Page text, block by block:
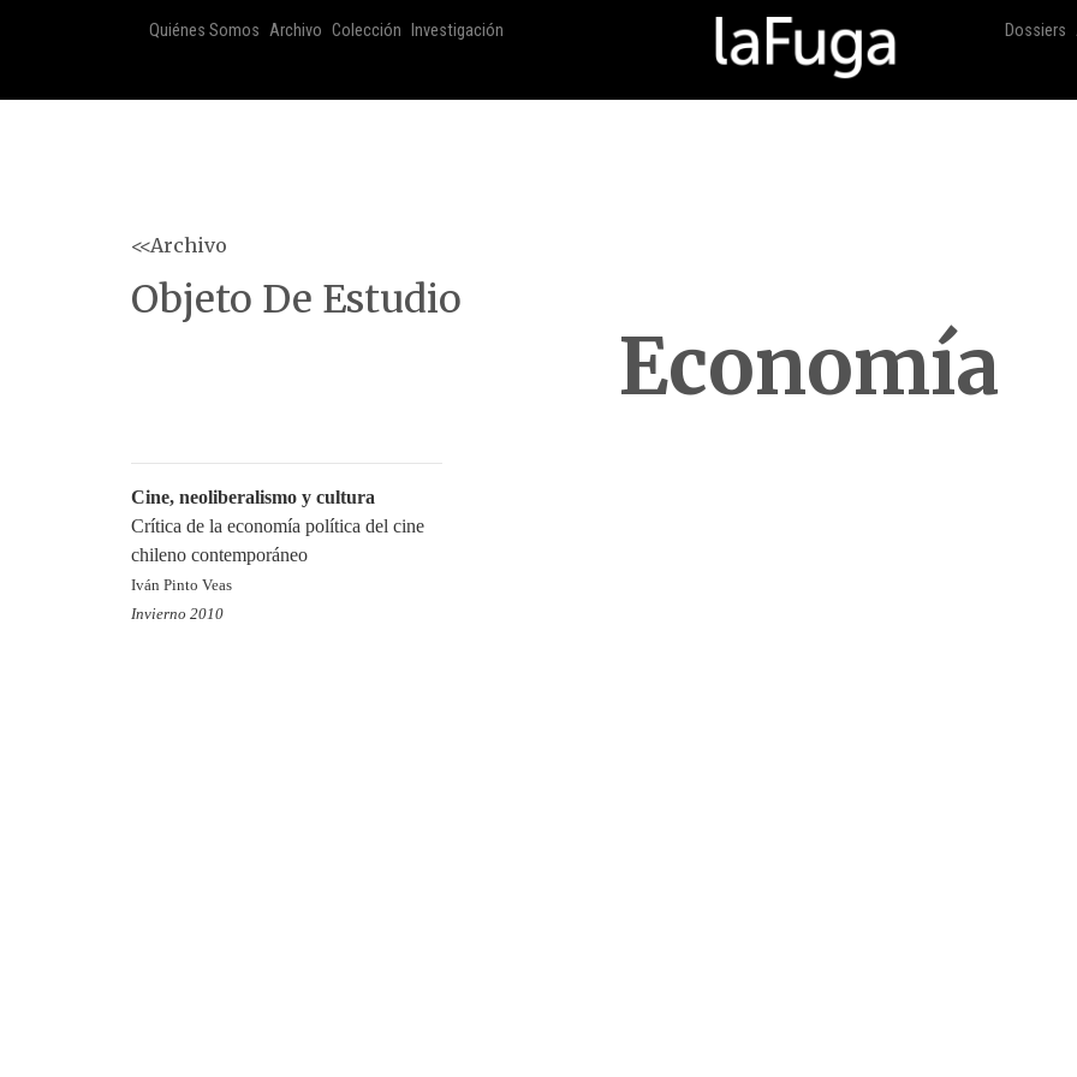
Quiénes Somos Archivo Colección Investigación Dossiers
<<Archivo
Objeto De Estudio
Economía
Cine, neoliberalismo y cultura
Crítica de la economía política del cine
chileno contemporáneo
Iván Pinto Veas
Invierno 2010